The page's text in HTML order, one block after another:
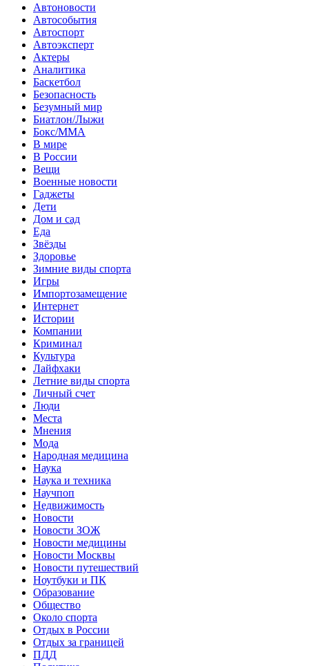
Автоновости
Автособытия
Автоспорт
Автоэксперт
Актеры
Аналитика
Баскетбол
Безопасность
Безумный мир
Биатлон/Лыжи
Бокс/MMA
В мире
В России
Вещи
Военные новости
Гаджеты
Дети
Дом и сад
Еда
Звёзды
Здоровье
Зимние виды спорта
Игры
Импортозамещение
Интернет
Истории
Компании
Криминал
Культура
Лайфхаки
Летние виды спорта
Личный счет
Люди
Места
Мнения
Мода
Народная медицина
Наука
Наука и техника
Научпоп
Недвижимость
Новости
Новости ЗОЖ
Новости медицины
Новости Москвы
Новости путешествий
Ноутбуки и ПК
Образование
Общество
Около спорта
Отдых в России
Отдых за границей
ПДД